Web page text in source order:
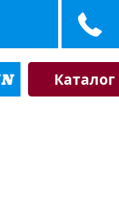
Каталог